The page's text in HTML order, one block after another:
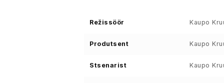
Režissöör Kaupo
Produtsent Kaupo
Stsenarist Kaupo